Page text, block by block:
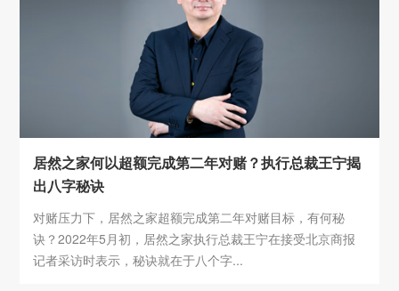
居然之家何以超额完成第二年对赌？执行总裁王宁揭
出八字秘诀
对赌压力下，居然之家超额完成第二年对赌目标，有何秘
诀？2022年5月初，居然之家执行总裁王宁在接受北京商报
记者采访时表示，秘诀就在于八个字...